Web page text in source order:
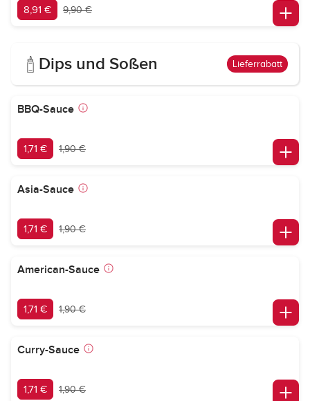
8,91 € 9,90 €
Dips und Soßen Lieferrabatt
BBQ-Sauce
1,71 € 1,90 €
Asia-Sauce
1,71 € 1,90 €
American-Sauce
1,71 € 1,90 €
Curry-Sauce
1,71 € 1,90 €